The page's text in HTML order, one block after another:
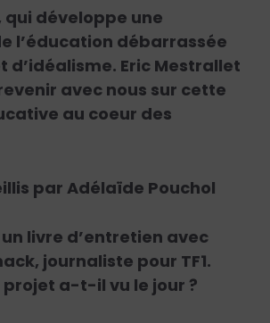
développe une
l’éducation débarrassée
d’idéalisme. Eric Mestrallet
avec nous sur cette
au coeur des
par Adélaïde Pouchol
livre d’entretien avec
journaliste pour TF1.
a-t-il vu le jour ?